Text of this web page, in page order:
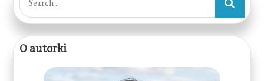
for:
O autorki